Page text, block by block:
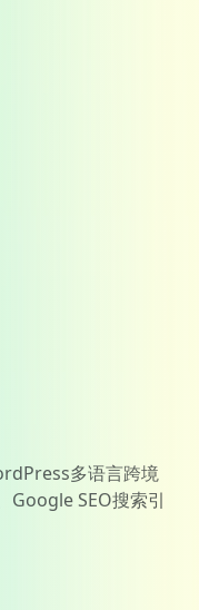
多语言跨境
Google SEO搜索引